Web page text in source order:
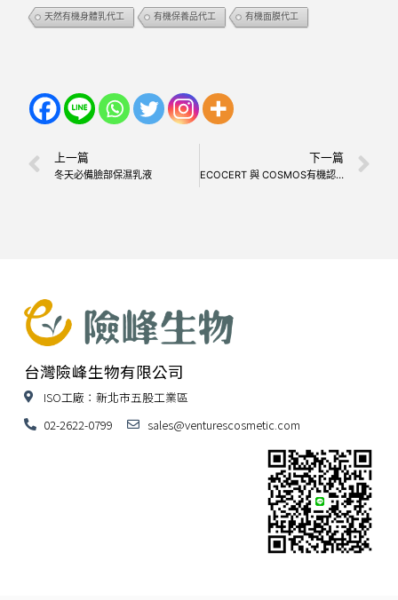
天然有機身體乳代工 有機保養品代工 有機面膜代工
上一篇
冬天必備臉部保濕乳液
下一篇
ECOCERT 與 COSMOS有機認證保養品是什麼?
台灣險峰生物有限公司
ISO工廠：新北市五股工業區
02-2622-0799
sales@venturescosmetic.com